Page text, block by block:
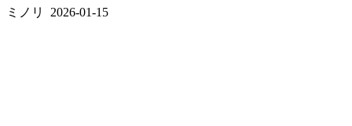
ミノリ 2026-01-15